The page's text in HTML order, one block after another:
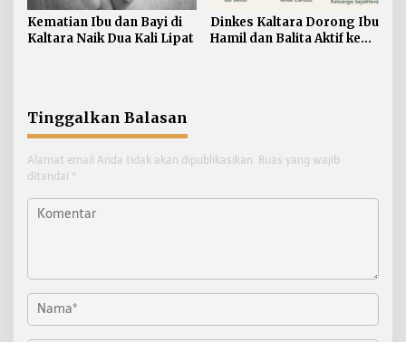
Kematian Ibu dan Bayi di
Kaltara Naik Dua Kali Lipat
Dinkes Kaltara Dorong Ibu
Hamil dan Balita Aktif ke
Tinggalkan Balasan
Alamat email Anda tidak akan dipublikasikan. Ruas yang wajib
ditandai *